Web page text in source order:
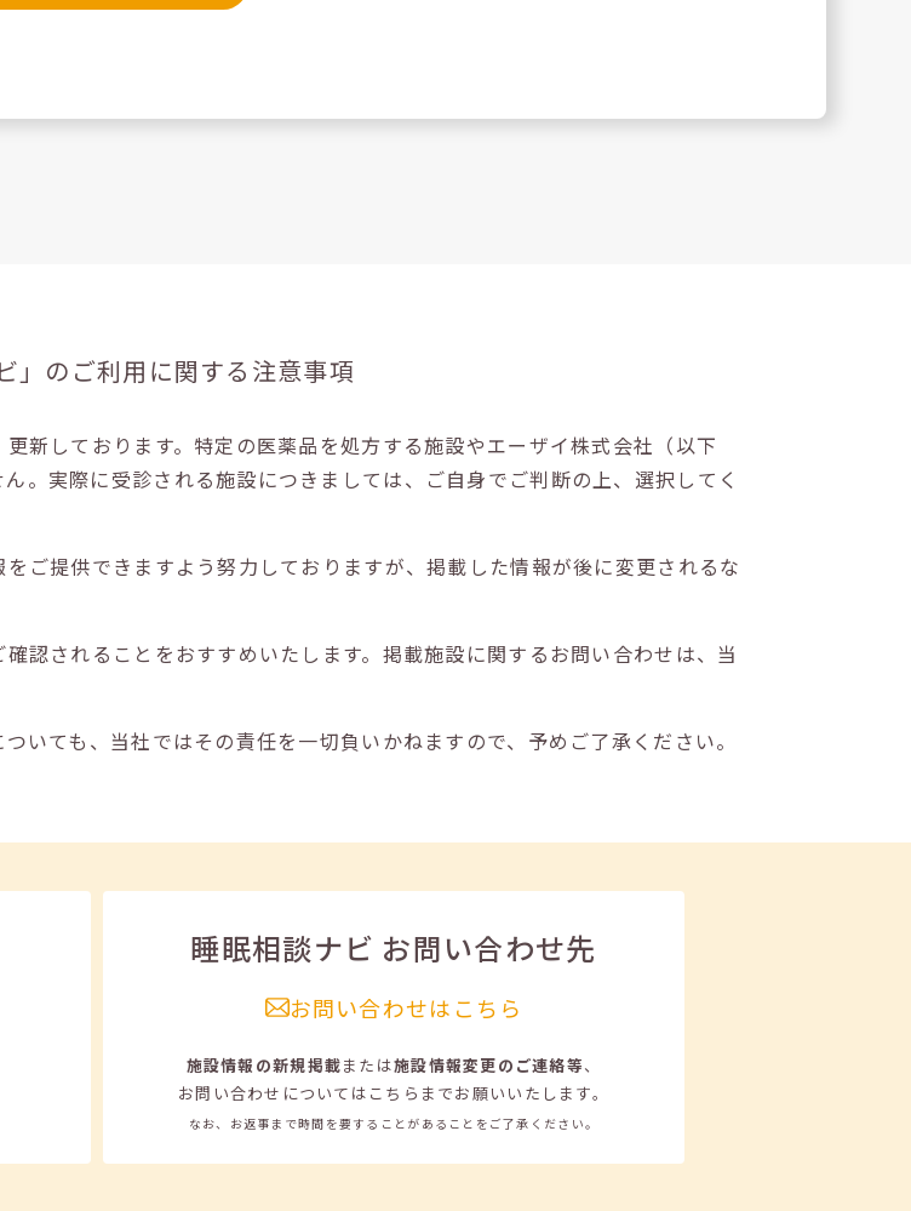
」の ご利用に関する注意事項
新しております。特定の医薬品を処方する施設やエーザイ株式会社（以下
。実際に受診される施設につきましては、ご自身でご判断の上、選択してく
ご提供できますよう努力しておりますが、掲載した情報が後に変更されるな
認されることをおすすめいたします。掲載施設に関するお問い合わせは、当
いても、当社ではその責任を一切負いかねますので、予めご了承ください。
睡眠相談ナビ お問い合わせ先
お問い合わせはこちら
施設情報の新規掲載または施設情報変更のご連絡等、
お問い合わせについてはこちらまでお願いいたします。
なお、お返事まで時間を要することがあることをご了承ください。